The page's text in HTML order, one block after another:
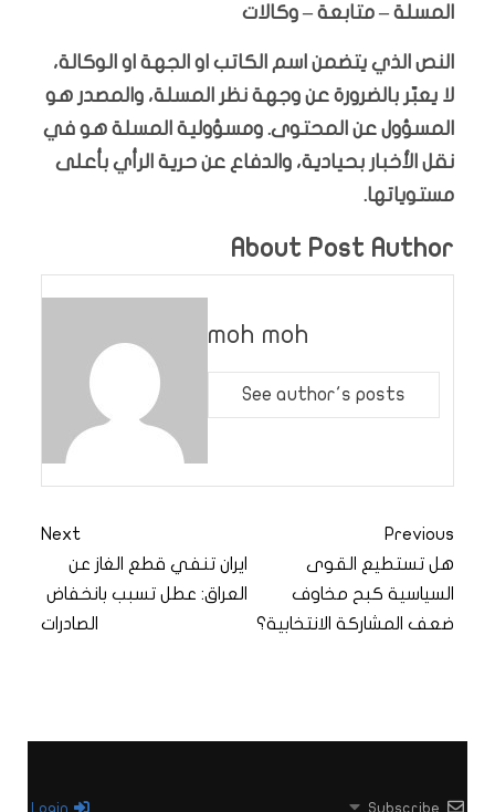
المسلة – متابعة – وكالات
النص الذي يتضمن اسم الكاتب او الجهة او الوكالة،
لا يعبّر بالضرورة عن وجهة نظر المسلة، والمصدر هو
المسؤول عن المحتوى. ومسؤولية المسلة هو في
نقل الأخبار بحيادية، والدفاع عن حرية الرأي بأعلى
مستوياتها.
About Post Author
moh moh
See author's posts
Previous
هل تستطيع القوى
السياسية كبح مخاوف
ضعف المشاركة الانتخابية؟
Next
ايران تنفي قطع الغاز عن
العراق: عطل تسبب بانخفاض
الصادرات
Subscribe